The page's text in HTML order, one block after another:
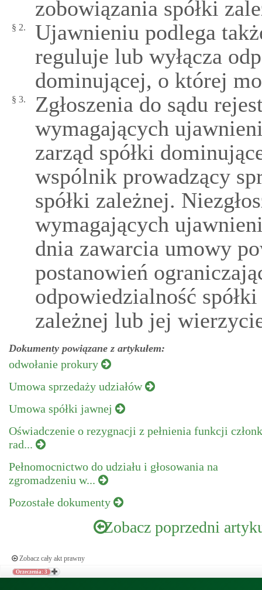
zobowiązania spółki
§ 2.
Ujawnieniu podlega
reguluje lub wyłącza
dominującej, o której
§ 3.
Zgłoszenia do sądu
wymagających
zarząd spółki
wspólnik prowadzący
spółki zależnej.
wymagających
dnia zawarcia umowy
postanowień
odpowiedzialność
zależnej lub jej
Dokumenty powiązane z artykułem:
odwołanie prokury
Umowa sprzedaży udziałów
Umowa spółki jawnej
Oświadczenie o rezygnacji z pełnienia funkcji
rad...
Pełnomocnictwo do udziału i głosowania na
zgromadzeniu w...
Pozostałe dokumenty
Zobacz poprzedni
Zobacz cały akt prawny
Orzeczenia: 3